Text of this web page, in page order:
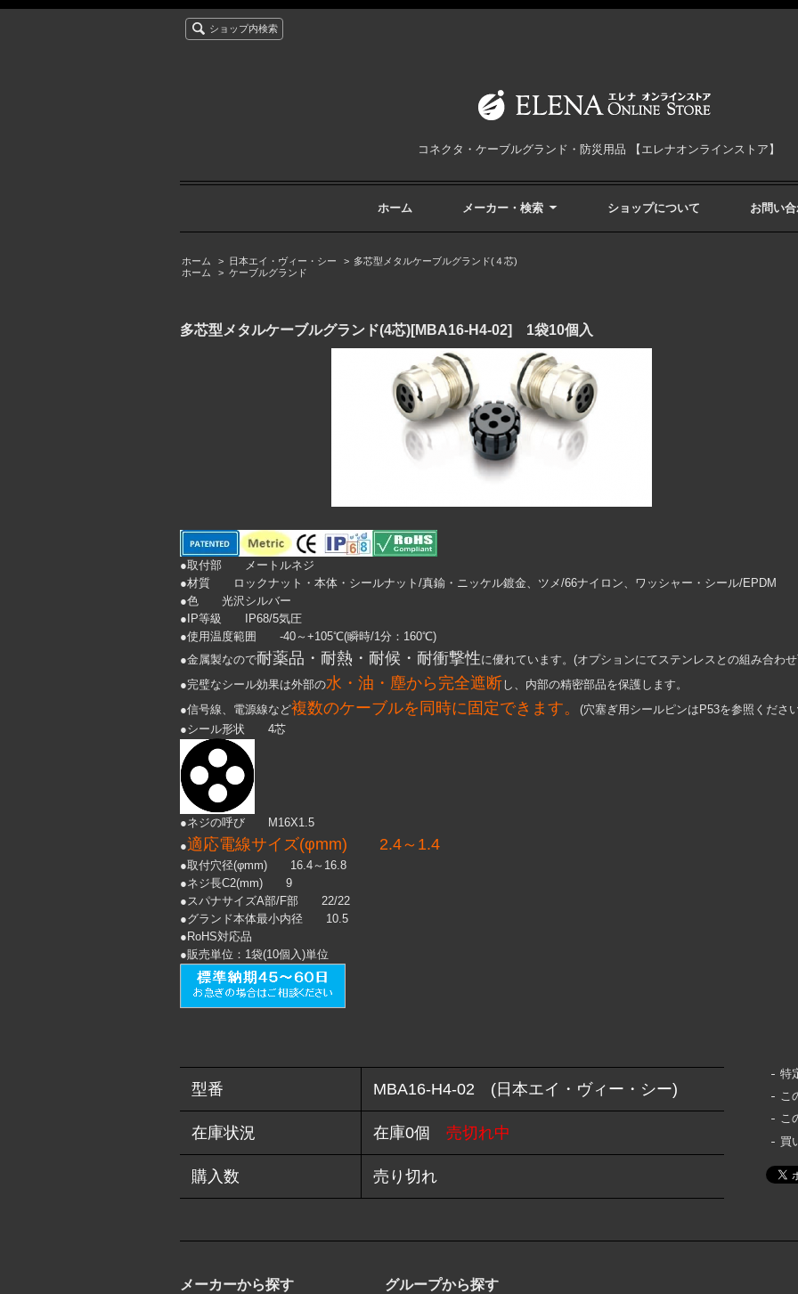
ショップ内検索
コネクタ・ケーブルグランド・防災用品 【エレナオンラインストア】
ホーム メーカー・検索 ショップについて お問い
ホーム > 日本エイ・ヴィー・シー > 多芯型メタルケーブルグランド(４芯)
ホーム
> ケーブルグランド
多芯型メタルケーブルグランド(4芯)[MBA16-H4-02] 1袋10個入
●取付部 メートルネジ
●材質 ロックナット・本体・シールナット/真鍮・ニッケル鍍金、ツメ/66ナイロン、ワッシャー・シール/EPDM
●色 光沢シルバー
●IP等級 IP68/5気圧
●使用温度範囲 -40～+105℃(瞬時/1分：160℃)
●金属製なので耐薬品・耐熱・耐候・耐衝撃性に優れています。(オプションにてステンレスとの組み合わ
●完璧なシール効果は外部の水・油・塵から完全遮断し、内部の精密部品を保護します。
●信号線、電源線など複数のケーブルを同時に固定できます。
(穴塞ぎ用シールピンはP53を参照くださ
●シール形状 4芯
●ネジの呼び M16X1.5
●適応電線サイズ(φmm) 2.4～1.4
●取付穴径(φmm) 16.4～16.8
●ネジ長C2(mm) 9
●スパナサイズA部/F部 22/22
●グランド本体最小内径 10.5
●RoHS対応品
●販売単位：1袋(10個入)単位
型番 MBA16-H4-02 (日本エイ・ヴィー・シー)
在庫状況 在庫0個 売切れ中
購入数 売り切れ
特
こ
こ
買
メーカーから探す グループから探す